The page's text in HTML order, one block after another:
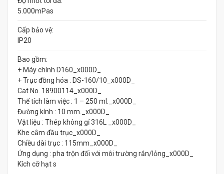
5.000mPas
Cấp bảo vệ:
IP20
Bao gồm:
+ Máy chính D160_x000D_
+ Trục đồng hóa : DS-160/10_x000D_
Cat No. 18900114_x000D_
Thể tích làm việc : 1 – 250 ml._x000D_
Đường kính : 10 mm._x000D_
Vật liệu : Thép không gỉ 316L _x000D_
Khe cắm đầu trục_x000D_
Chiều dài trục : 115mm_x000D_
Ứng dụng : pha trộn đối với môi trường rắn/lỏng_x000D_
Kích cỡ hạt s